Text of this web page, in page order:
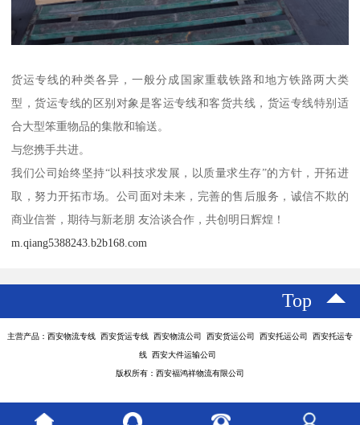
货运专线的种类各异，一般分成国家重载铁路和地方铁路两大类
型，货运专线的区别对象是客运专线和客货共线，货运专线特别适
合大型笨重物品的集散和输送。
与您携手共进。
我们公司始终坚持“以科技求发展，以质量求生存”的方针，开拓进
取，努力开拓市场。公司面对未来，完善的售后服务，诚信不欺的
商业信誉，期待与新老朋 友洽谈合作，共创明日辉煌！
m.qiang5388243.b2b168.com
Top
主营产品：西安物流专线 西安货运专线 西安物流公司 西安货运公司 西安托运公司 西安托运专
线 西安大件运输公司
版权所有：西安福鸿祥物流有限公司